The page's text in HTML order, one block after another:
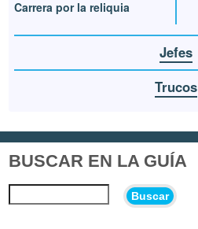
Carrera por la reliquia
Jefes
Trucos
BUSCAR EN LA GUÍA
Buscar